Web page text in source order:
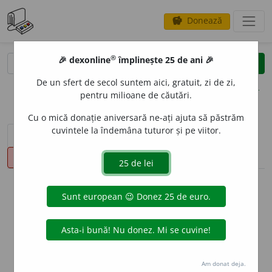
savings Donează
clear
opțiuni
sinteza definițiilor (1) definiții (2)
declinări
info
Aceste definiții sunt compilate de
echipa dexonline. Definițiile
originale se află pe filadefiniții.
Puteți reordona filele pe pagina de
🎉 dexonline® împlinește 25 de ani 🎉
De un sfert de secol suntem aici, gratuit, zi de zi,
pentru milioane de căutări.
Cu o mică donație aniversară ne-ați ajuta să păstrăm
cuvintele la îndemâna tuturor și pe viitor.
Am donat deja.